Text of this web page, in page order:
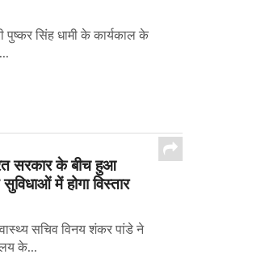
सिंह धामी के कार्यकाल के
सरकार के बीच हुआ
में होगा विस्तार
सचिव विनय शंकर पांडे ने
के...